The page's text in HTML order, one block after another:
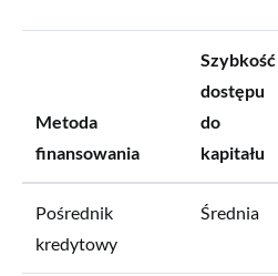
Metoda
finansowania
Szybkość
dostępu
do
kapitału
Pośrednik
kredytowy
Średnia